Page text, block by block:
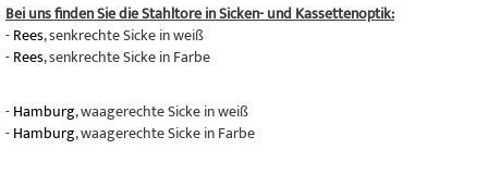
Bei uns finden Sie die Stahltore in Sicken- und Kassettenoptik:
-Rees, senkrechte Sicke in weiß
-Rees, senkrechte Sicke in Farbe
-Hamburg, waagerechte Sicke in weiß
-Hamburg, waagerechte Sicke in Farbe